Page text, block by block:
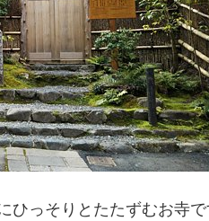
ひっそりとたたずむお寺で